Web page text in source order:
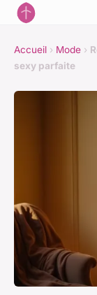
Accueil › Mode ›
sexy parfaite